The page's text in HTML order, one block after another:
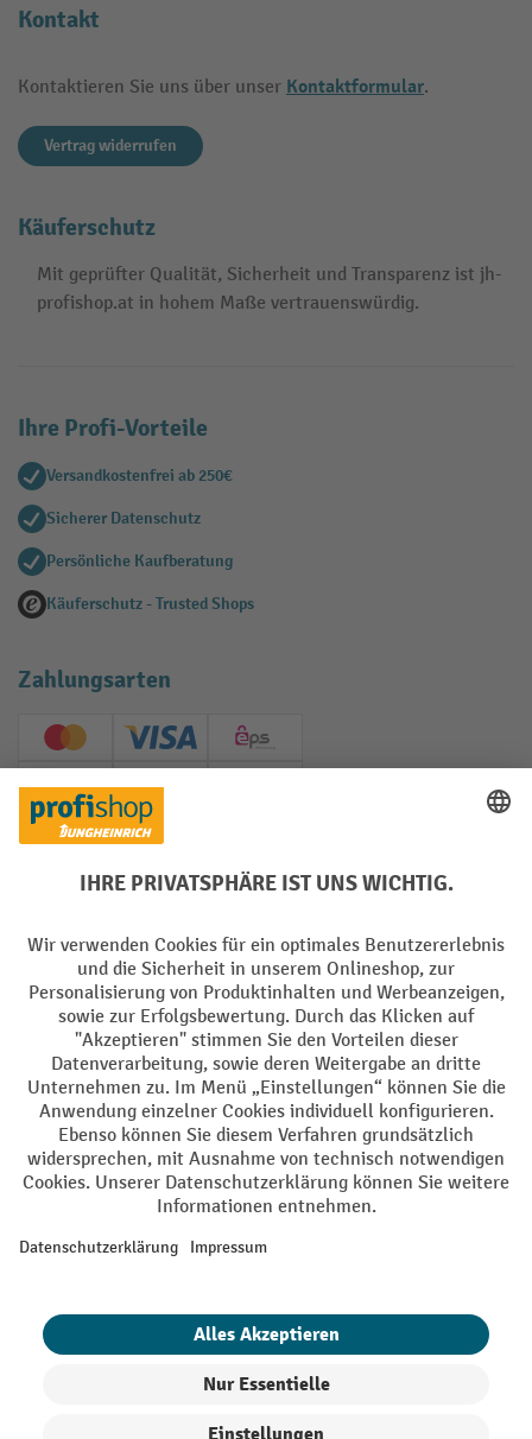
Kontakt
Kontaktieren Sie uns über unser Kontaktformular.
Vertrag widerrufen
Käuferschutz
Mit geprüfter Qualität, Sicherheit und Transparenz ist jh-
profishop.at in hohem Maße vertrauenswürdig.
Ihre Profi-Vorteile
Versandkostenfrei ab 250€
Sicherer Datenschutz
Persönliche Kaufberatung
Käuferschutz - Trusted Shops
Zahlungsarten
Creditcard (Master)Creditcard (Visa)
EPS
PayPal
Soziale Netzwerke
Impressum Datenschutz
Barrierefreiheit Privacy Settings
Alle Preise exkl. gesetzl. Mehrwertsteuer zzgl.Versandkostenund ggf.
Nachnahmegebühren, wenn nicht anders angegeben.
¹ Der Rabatt gilt so lange der Vorrat reicht. Der Rabatt gilt nicht auf
oder Gutscheinen ist nicht möglich. | ² Der Rabatt wird einmalig bei
eingelöst werden. Die Höhe des Rabatts variiert je nach
Produktkategorie und beträgt bis zu 10 % (10 % auf Lager, Umwelt,
Heben | 7% auf Büro). Ausgenommen sind Elektro-Hubwagen,